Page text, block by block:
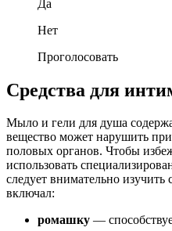
Да
Нет
Проголосовать
Средства для
Мыло и гели для душа
вещество может нарушить
половых органов. Чтобы
использовать
следует внимательно
включал:
ромашку —